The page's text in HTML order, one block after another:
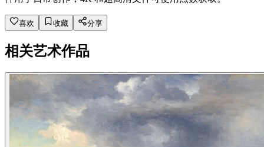
喜欢 收藏 分享
相关艺术作品